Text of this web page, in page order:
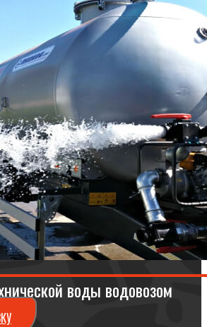
воды водовозом